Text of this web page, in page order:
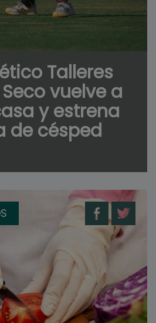
Talleres
vuelve a
y estrena
de césped